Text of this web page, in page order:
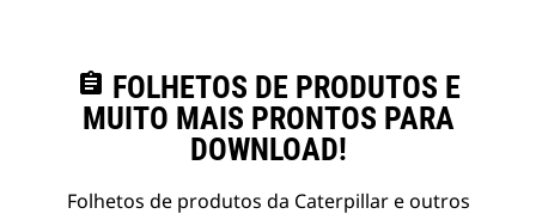
assignment FOLHETOS DE PRODUTOS E
MUITO MAIS PRONTOS PARA
DOWNLOAD!
Folhetos de produtos da Caterpillar e outros